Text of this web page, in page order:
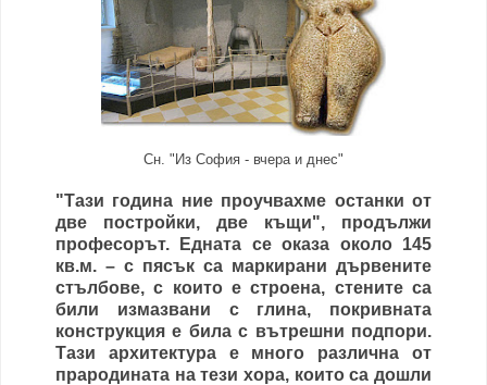
Сн. "Из София - вчера и днес"
"Тази година ние проучвахме останки от
две постройки, две къщи", продължи
професорът. Едната се оказа около 145
кв.м. – с пясък са маркирани дървените
стълбове, с които е строена, стените са
били измазвани с глина, покривната
конструкция е била с вътрешни подпори.
Тази архитектура е много различна от
прародината на тези хора, които са дошли